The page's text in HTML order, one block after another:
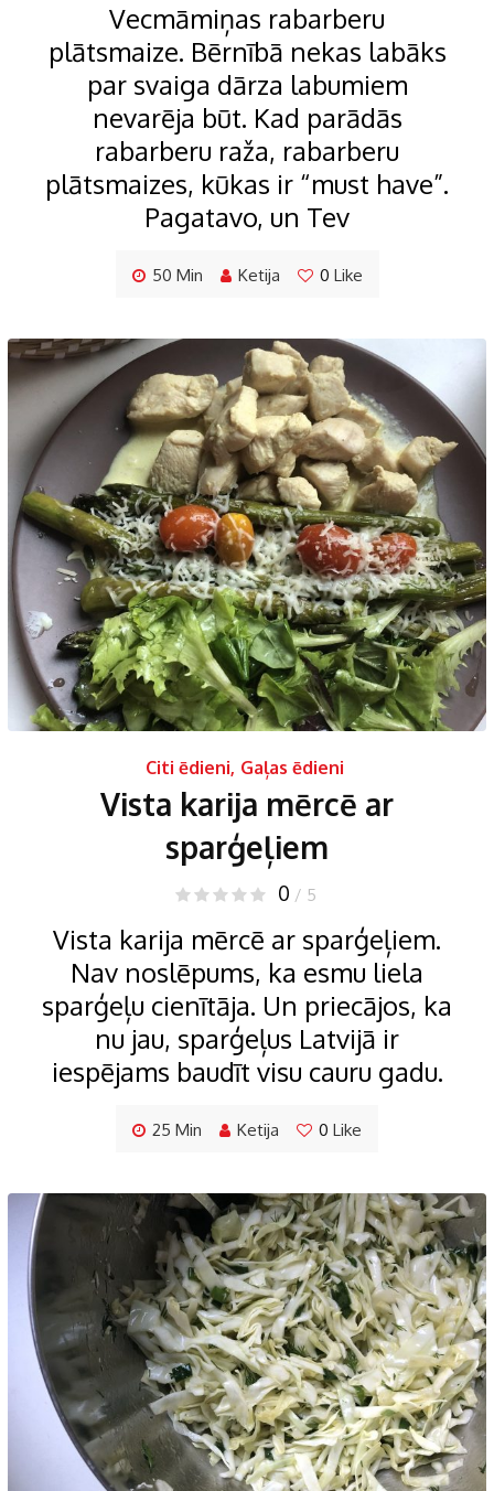
Vecmāmiņas rabarberu
plātsmaize. Bērnībā nekas labāks
par svaiga dārza labumiem
nevarēja būt. Kad parādās
rabarberu raža, rabarberu
plātsmaizes, kūkas ir “must have”.
Pagatavo, un Tev
50 Min Ketija 0 Like
Citi ēdieni, Gaļas ēdieni
Vista karija mērcē ar
sparģeļiem
0 / 5
Vista karija mērcē ar sparģeļiem.
Nav noslēpums, ka esmu liela
sparģeļu cienītāja. Un priecājos, ka
nu jau, sparģeļus Latvijā ir
iespējams baudīt visu cauru gadu.
25 Min Ketija 0 Like